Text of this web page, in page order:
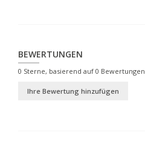
BEWERTUNGEN
0 Sterne, basierend auf 0 Bewertungen
Ihre Bewertung hinzufügen